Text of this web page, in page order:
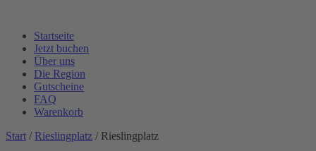
Startseite
Jetzt buchen
Über uns
Die Region
Gutscheine
FAQ
Warenkorb
Start / Rieslingplatz / Rieslingplatz